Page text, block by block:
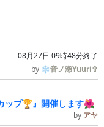
08月27日 09時48分終了
by ❄音ノ瀬Yuuri✞
ップ🏆』開催します🌺
by アヤ